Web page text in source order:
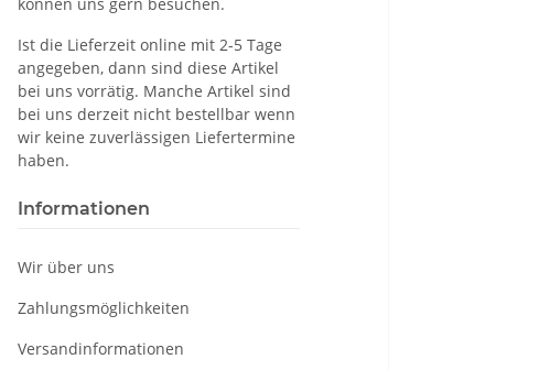
Ist die Lieferzeit online mit 2-5 Tage
angegeben, dann sind diese Artikel
bei uns vorrätig. Manche Artikel sind
bei uns derzeit nicht bestellbar wenn
wir keine zuverlässigen Liefertermine
haben.
Informationen
Wir über uns
Zahlungsmöglichkeiten
Versandinformationen